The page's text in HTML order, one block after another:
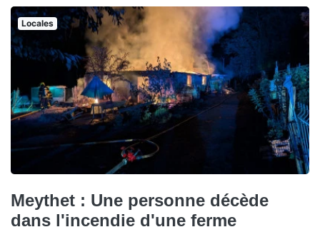
Locales
Meythet : Une personne décède
dans l'incendie d'une ferme